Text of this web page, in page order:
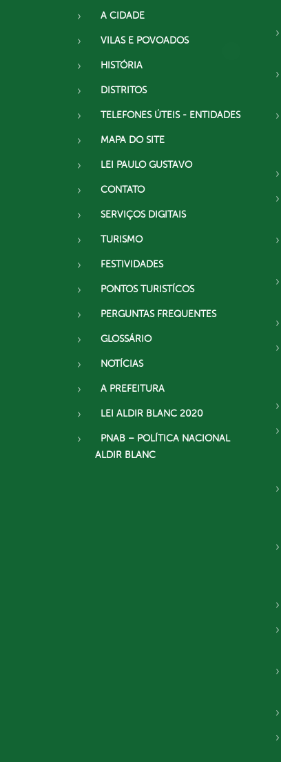
A CIDADE
VILAS E POVOADOS
HISTÓRIA
DISTRITOS
TELEFONES ÚTEIS - ENTIDADES
MAPA DO SITE
LEI PAULO GUSTAVO
CONTATO
SERVIÇOS DIGITAIS
TURISMO
FESTIVIDADES
PONTOS TURISTÍCOS
PERGUNTAS FREQUENTES
GLOSSÁRIO
NOTÍCIAS
A PREFEITURA
LEI ALDIR BLANC 2020
PNAB – POLÍTICA NACIONAL
ALDIR BLANC